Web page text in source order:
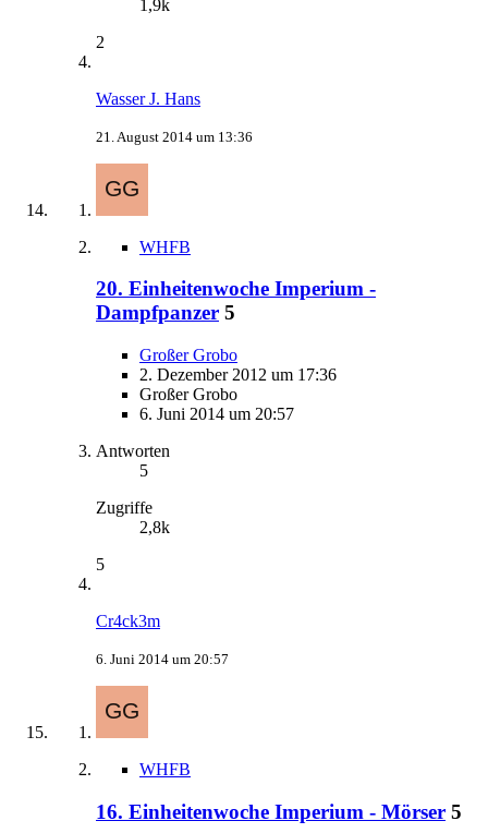
1,9k
2
Wasser J. Hans
21. August 2014 um 13:36
WHFB
20. Einheitenwoche Imperium -
Dampfpanzer 5
Großer Grobo
2. Dezember 2012 um 17:36
Großer Grobo
6. Juni 2014 um 20:57
Antworten
5
Zugriffe
2,8k
5
Cr4ck3m
6. Juni 2014 um 20:57
WHFB
16. Einheitenwoche Imperium - Mörser 5